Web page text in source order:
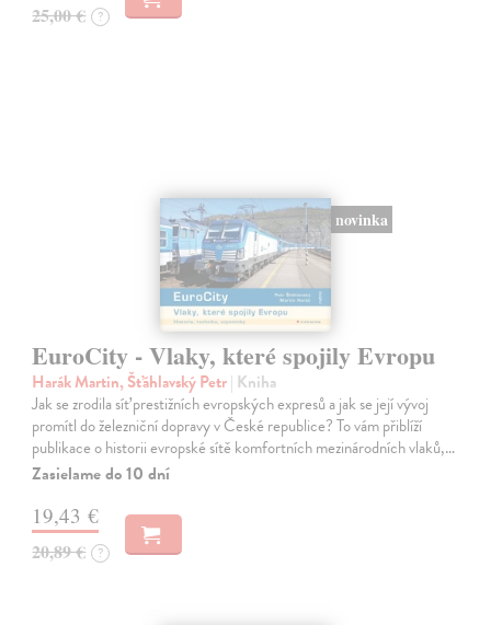
25,00 € ?
novinka
EuroCity - Vlaky, které spojily Evropu
Harák Martin, Šťáhlavský Petr| Kniha
Jak se zrodila síť prestižních evropských expresů a jak se její vývoj
promítl do železniční dopravy v České republice? To vám přiblíží
publikace o historii evropské sítě komfortních mezinárodních vlaků,…
Zasielame do 10 dní
19,43 €
20,89 € ?